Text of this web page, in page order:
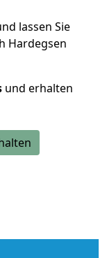
lassen Sie
Hardegsen
und erhalten